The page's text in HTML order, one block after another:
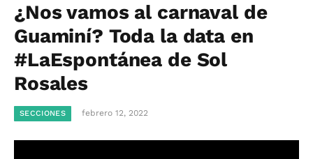
¿Nos vamos al carnaval de
Guaminí? Toda la data en
#LaEspontánea de Sol
Rosales
SECCIONES febrero 12, 2022